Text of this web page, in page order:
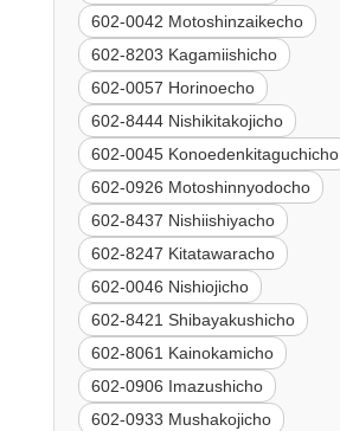
602-0042 Motoshinzaikecho
602-8203 Kagamiishicho
602-0057 Horinoecho
602-8444 Nishikitakojicho
602-0045 Konoedenkitaguchicho
602-0926 Motoshinnyodocho
602-8437 Nishiishiyacho
602-8247 Kitatawaracho
602-0046 Nishiojicho
602-8421 Shibayakushicho
602-8061 Kainokamicho
602-0906 Imazushicho
602-0933 Mushakojicho